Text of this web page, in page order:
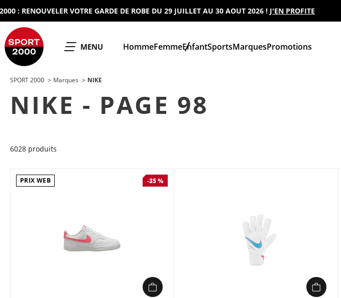
RENOUVELER VOTRE GARDE DE ROBE DU 29 JUILLET AU 30 AOUT 2026 !J'EN PROFITE
OUVRIR LE
MENU HommeFemmeEnfantSportsMarquesPromotions
SPORT 2000 Marques NIKE
NIKE - PAGE 98
6028 produits
PRIX WEB -35 %